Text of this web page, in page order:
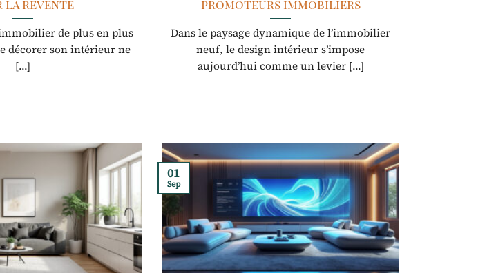
la revente
de plus en plus
décorer son intérieur ne
[...]
promoteurs immobiliers
Dans le paysage dynamique de l’immobilier
neuf, le design intérieur s’impose
aujourd’hui comme un levier [...]
01
Sep